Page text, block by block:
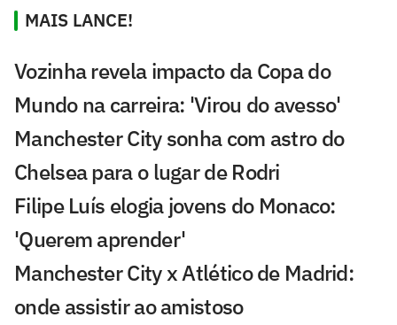
MAIS LANCE!
Vozinha revela impacto da Copa do
Mundo na carreira: 'Virou do avesso'
Manchester City sonha com astro do
Chelsea para o lugar de Rodri
Filipe Luís elogia jovens do Monaco:
'Querem aprender'
Manchester City x Atlético de Madrid:
onde assistir ao amistoso